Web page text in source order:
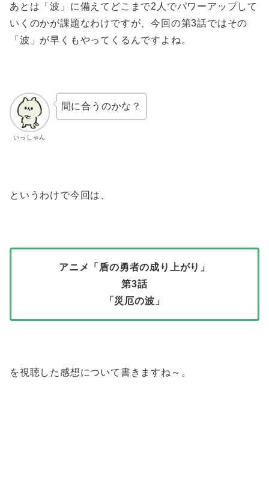
あとは「波」に備えてどこまで2人でパワーアップして
いくのかが課題なわけですが、今回の第3話ではその
「波」が早くもやってくるんですよね。
いっしゃん
間に合うのかな？
というわけで今回は、
アニメ「盾の勇者の成り上がり」
第3話
「災厄の波」
を視聴した感想について書きますね～。